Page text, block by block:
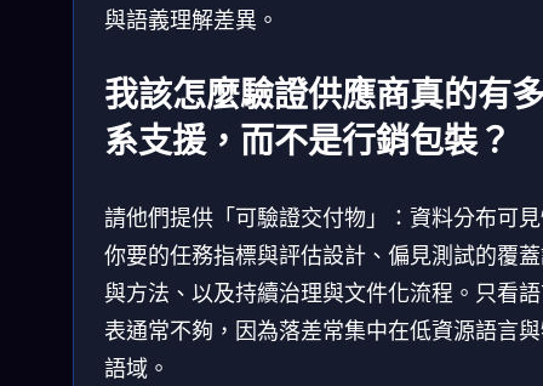
與語義理解差異。
我該怎麼驗證供應商真的有
系支援，而不是行銷包裝？
請他們提供「可驗證交付物」：資料分布可
你要的任務指標與評估設計、偏見測試的覆
與方法、以及持續治理與文件化流程。只看
表通常不夠，因為落差常集中在低資源語言
語域。